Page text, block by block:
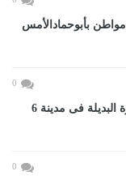
صحة الشرقية توقع الكشف على 1600 مواطن بأبوحمادالأمس
0
بدء تلقى طلبات إحلال التوكتوك بالسيارة البديلة فى مدينة 6
0